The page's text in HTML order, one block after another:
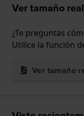
Ver tamaño real
¿Te preguntas
Utilice la función
Ver tamaño